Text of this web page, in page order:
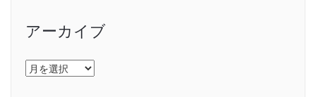
アーカイブ
ア
ー